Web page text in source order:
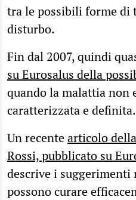
tra le possibili forme di
disturbo.
Fin dal 2007, quindi
su Eurosalus della
quando la malattia non
caratterizzata e definita.
Un recentearticolo
Rossi, pubblicato su
descrive i
possono curare